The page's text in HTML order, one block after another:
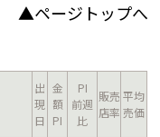
▲ページトップへ
出
現
日
金
額
PI
PI
前週
比
販売
店率
平均
売価